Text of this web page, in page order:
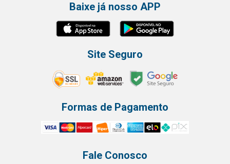
Baixe já nosso APP
Site Seguro
Formas de Pagamento
Fale Conosco